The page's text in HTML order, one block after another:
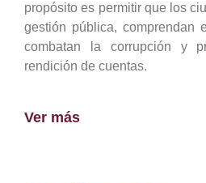
propósito es permitir que los
gestión pública, comprendan
combatan la corrupción y
rendición de cuentas.
Ver más